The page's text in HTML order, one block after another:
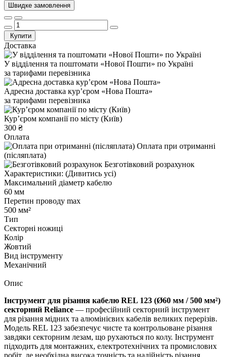
Швидке замовлення
Купити
Доставка
У відділення та поштомати «Нової Пошти» по Україні
за тарифами перевізника
Адресна доставка курʼєром «Нова Пошта»
за тарифами перевізника
Курʼєром компанії по місту (Київ)
300 ₴
Оплата
Оплата при отриманні
(післяплата)
Безготівковий розрахунок
Характеристики: (Дивитись усі)
Максимальний діаметр кабелю
60 мм
Перетин проводу max
500 мм²
Тип
Секторні ножиці
Колір
Жовтий
Вид інструменту
Механічний
Опис
Інструмент для різання кабелю REL 123 (Ø60 мм / 500 мм²)
секторний Reliance — професійний секторний інструмент
для різання мідних та алюмінієвих кабелів великих перерізів.
Модель REL 123 забезпечує чисте та контрольоване різання
завдяки секторним лезам, що рухаються по колу. Інструмент
підходить для монтажних, електротехнічних та промислових
робіт, де необхідна висока точність та надійність різання